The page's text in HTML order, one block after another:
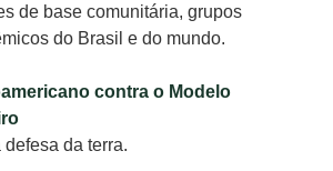
de base comunitária, grupos
do Brasil e do mundo.
contra o Modelo
da terra.